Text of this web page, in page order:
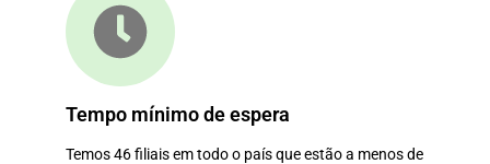
Tempo mínimo de espera
Temos 46 filiais em todo o país que estão a menos de